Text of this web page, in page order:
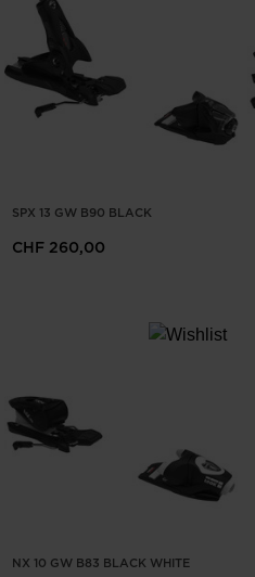
SPX 13 GW B90 BLACK
CHF 260,00
NX 10 GW B83 BLACK WHITE